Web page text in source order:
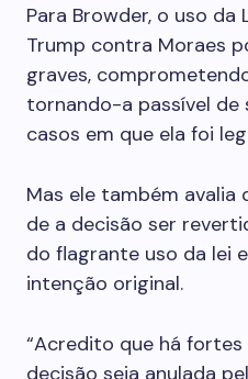
Para Browder, o uso da
Trump contra Moraes
graves,
tornando-a passível de
casos em que ela foi
Mas ele também avalia
de a decisão ser
do flagrante uso da lei
intenção original.
“Acredito que há
decisão seja anulada